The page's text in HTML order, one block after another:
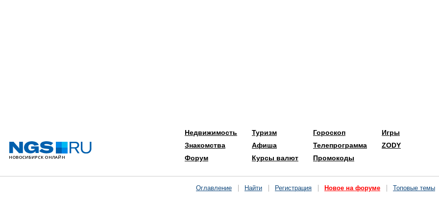
Недвижимость
Знакомства
Форум
Туризм
Афиша
Курсы валют
Гороскоп
Телепрограмма
Промокоды
Игры
ZODY
Оглавление Найти Регистрация Новое на форуме Топовые темы